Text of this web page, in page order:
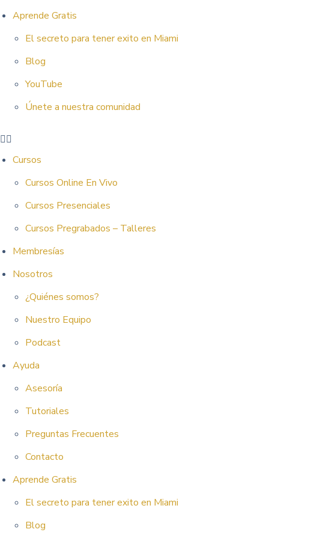
Aprende Gratis
El secreto para tener exito en Miami
Blog
YouTube
Únete a nuestra comunidad
Cursos
Cursos Online En Vivo
Cursos Presenciales
Cursos Pregrabados – Talleres
Membresías
Nosotros
¿Quiénes somos?
Nuestro Equipo
Podcast
Ayuda
Asesoría
Tutoriales
Preguntas Frecuentes
Contacto
Aprende Gratis
El secreto para tener exito en Miami
Blog